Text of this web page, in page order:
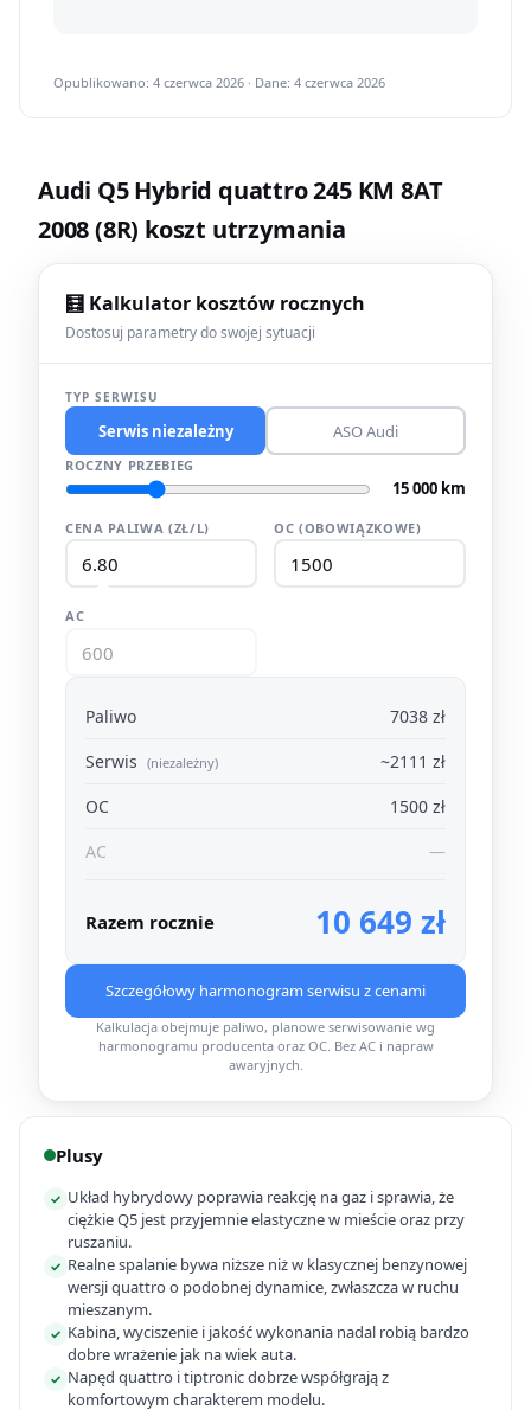
Opublikowano: 4 czerwca 2026 · Dane: 4 czerwca 2026
Audi Q5 Hybrid quattro 245 KM 8AT
2008 (8R) koszt utrzymania
🧮 Kalkulator kosztów rocznych
Dostosuj parametry do swojej sytuacji
TYP SERWISU
Serwis niezależny ASO Audi
ROCZNY PRZEBIEG
15 000 km
CENA PALIWA (ZŁ/L) OC (OBOWIĄZKOWE)
AC
Paliwo
7038 zł
Serwis (niezależny)
~2111 zł
OC
1500 zł
AC
—
Razem rocznie 10 649 zł
Szczegółowy harmonogram serwisu z cenami
Kalkulacja obejmuje paliwo, planowe serwisowanie wg
harmonogramu producenta oraz OC. Bez AC i napraw
awaryjnych.
Plusy
✓ Układ hybrydowy poprawia reakcję na gaz i sprawia, że
ciężkie Q5 jest przyjemnie elastyczne w mieście oraz przy
ruszaniu.
✓ Realne spalanie bywa niższe niż w klasycznej benzynowej
wersji quattro o podobnej dynamice, zwłaszcza w ruchu
mieszanym.
✓ Kabina, wyciszenie i jakość wykonania nadal robią bardzo
dobre wrażenie jak na wiek auta.
✓ Napęd quattro i tiptronic dobrze współgrają z
komfortowym charakterem modelu.